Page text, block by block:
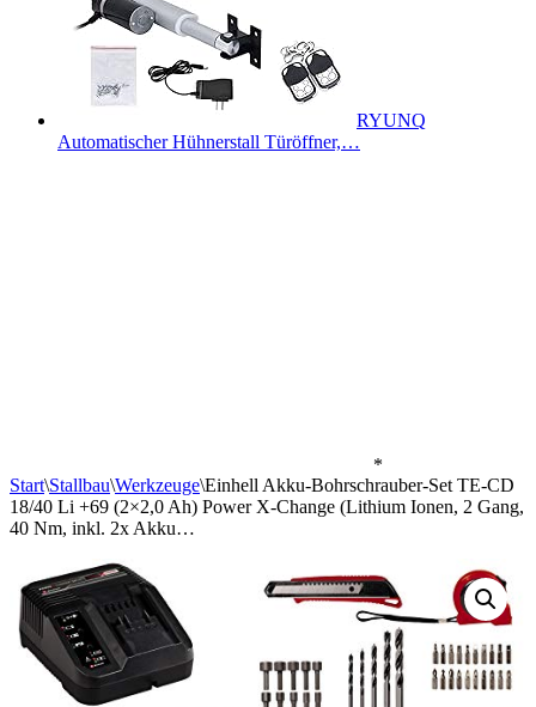
RYUNQ
Automatischer Hühnerstall Türöffner,…
*
Start\Stallbau\Werkzeuge\Einhell Akku-Bohrschrauber-Set TE-CD
18/40 Li +69 (2×2,0 Ah) Power X-Change (Lithium Ionen, 2 Gang,
40 Nm, inkl. 2x Akku…